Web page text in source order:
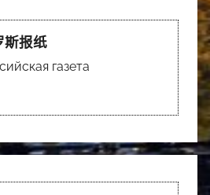
斯报纸
газета